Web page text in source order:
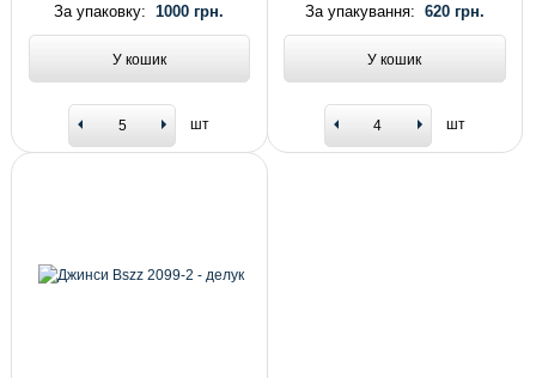
За упаковку:1000 грн.
У кошик
шт
За упакування: 620 грн.
У кошик
шт